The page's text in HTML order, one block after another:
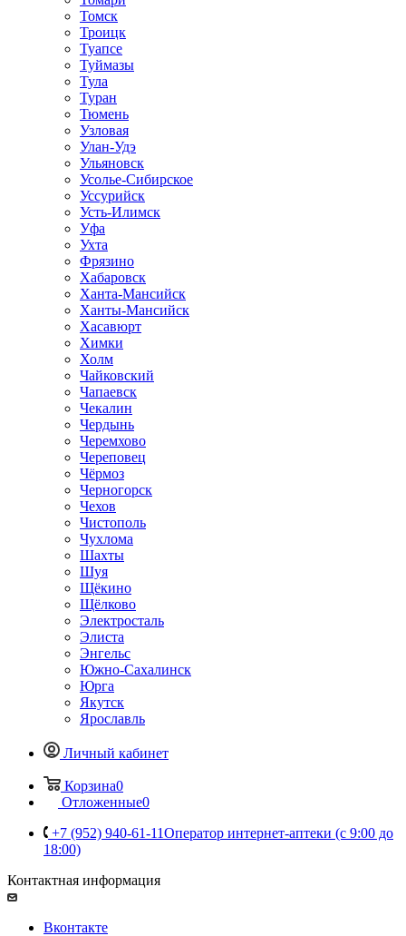
Томск
Троицк
Туапсе
Туймазы
Тула
Туран
Тюмень
Узловая
Улан-Удэ
Ульяновск
Усолье-Сибирское
Уссурийск
Усть-Илимск
Уфа
Ухта
Фрязино
Хабаровск
Ханта-Мансийск
Ханты-Мансийск
Хасавюрт
Химки
Холм
Чайковский
Чапаевск
Чекалин
Чердынь
Черемхово
Череповец
Чёрмоз
Черногорск
Чехов
Чистополь
Чухлома
Шахты
Шуя
Щёкино
Щёлково
Электросталь
Элиста
Энгельс
Южно-Сахалинск
Юрга
Якутск
Ярославль
Личный кабинет
Корзина0
Отложенные0
+7 (952) 940-61-11Оператор интернет-аптеки (с 9:00 до
18:00)
Контактная информация
Вконтакте